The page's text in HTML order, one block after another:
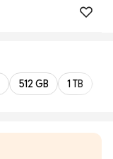
512 GB 1 TB